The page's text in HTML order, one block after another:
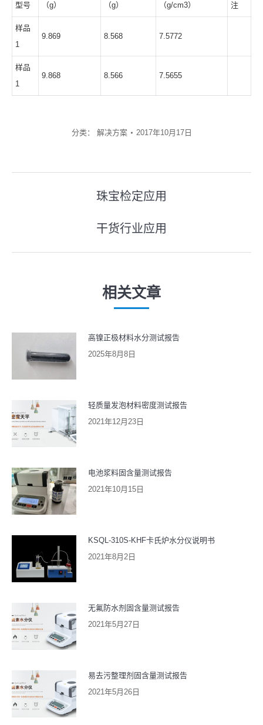
型号
（g）
（g）
（g/cm3）
注
样品
1
9.869 8.568 7.5772
样品
1
9.868 8.566 7.5655
分类： 解决方案 2017年10月17日
上
一
文
珠宝检定应用
下
一
文
章：
干货行业应用
相关文章
高镍正极材料水分测试报告
2025年8月8日
轻质量发泡材料密度测试报告
2021年12月23日
电池浆料固含量测试报告
2021年10月15日
KSQL-310S-KHF卡氏炉水分仪说明书
2021年8月2日
无氟防水剂固含量测试报告
2021年5月27日
易去污整理剂固含量测试报告
2021年5月26日